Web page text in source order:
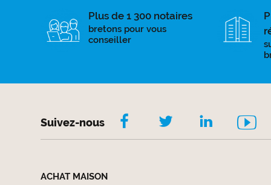
Plus de 1 300 notaires
bretons pour vous
conseiller
Suivez-nous
ACHAT MAISON